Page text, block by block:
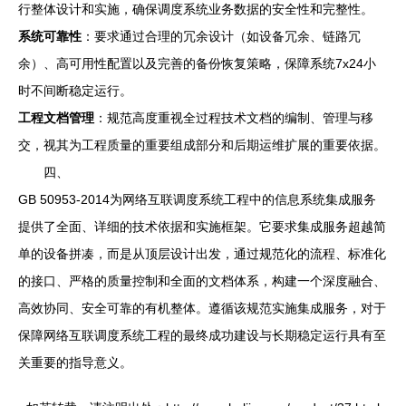
行整体设计和实施，确保调度系统业务数据的安全性和完整性。
系统可靠性 ：要求通过合理的冗余设计（如设备冗余、链路冗
余）、高可用性配置以及完善的备份恢复策略，保障系统7x24小
时不间断稳定运行。
工程文档管理 ：规范高度重视全过程技术文档的编制、管理与移
交，视其为工程质量的重要组成部分和后期运维扩展的重要依据。
四、
GB 50953-2014为网络互联调度系统工程中的信息系统集成服务
提供了全面、详细的技术依据和实施框架。它要求集成服务超越简
单的设备拼凑，而是从顶层设计出发，通过规范化的流程、标准化
的接口、严格的质量控制和全面的文档体系，构建一个深度融合、
高效协同、安全可靠的有机整体。遵循该规范实施集成服务，对于
保障网络互联调度系统工程的最终成功建设与长期稳定运行具有至
关重要的指导意义。